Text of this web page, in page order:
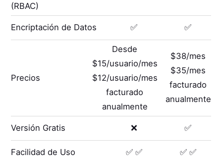
(RBAC)
Encriptación de Datos ✅ ✅
Precios
Desde
$15/usuario/mes
$12/usuario/mes
facturado
anualmente
$38/mes
$35/mes
facturado
anualmente
Versión Gratis ❌ ✅
Facilidad de Uso ✅ ✅ ✅ ✅